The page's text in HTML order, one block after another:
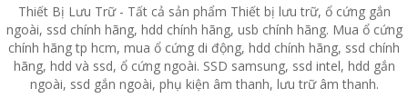
Thiết Bị Lưu Trữ - Tất cả sản phẩm Thiết bị lưu trữ, ổ cứng gắn
ngoài, ssd chính hãng, hdd chính hãng, usb chính hãng. Mua ổ cứng
chính hãng tp hcm, mua ổ cứng di động, hdd chính hãng, ssd chính
hãng, hdd và ssd, ổ cứng ngoài. SSD samsung, ssd intel, hdd gắn
ngoài, ssd gắn ngoài, phụ kiện âm thanh, lưu trữ âm thanh.